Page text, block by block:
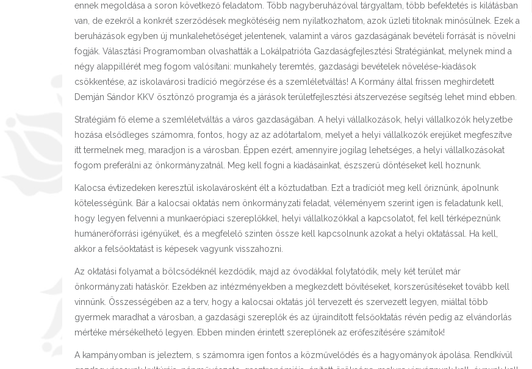
ennek megoldása a soron következő feladatom. Több nagyberuházóval tárgyaltam, több befektetés is kilátásban
van, de ezekről a konkrét szerződések megkötéséig nem nyilatkozhatom, azok üzleti titoknak minősülnek. Ezek a
beruházások egyben új munkalehetőséget jelentenek, valamint a város gazdaságának bevételi forrását is növelni
fogják. Választási Programomban olvashatták a Lokálpatrióta Gazdaságfejlesztési Stratégiánkat, melynek mind a
négy alappillérét meg fogom valósítani: munkahely teremtés, gazdasági bevételek növelése-kiadások
csökkentése, az iskolavárosi tradíció megőrzése és a szemléletváltás! A Kormány által frissen meghirdetett
Demján Sándor KKV ösztönző programja és a járások területfejlesztési átszervezése segítség lehet mind ebben.
Stratégiám fő eleme a szemléletváltás a város gazdaságában. A helyi vállalkozások, helyi vállalkozók helyzetbe
hozása elsődleges számomra, fontos, hogy az az adótartalom, melyet a helyi vállalkozók erejüket megfeszítve
itt termelnek meg, maradjon is a városban. Éppen ezért, amennyire jogilag lehetséges, a helyi vállalkozásokat
fogom preferálni az önkormányzatnál. Meg kell fogni a kiadásainkat, észszerű döntéseket kell hoznunk.
Kalocsa évtizedeken keresztül iskolavárosként élt a köztudatban. Ezt a tradíciót meg kell őriznünk, ápolnunk
kötelességünk. Bár a kalocsai oktatás nem önkormányzati feladat, véleményem szerint igen is feladatunk kell,
hogy legyen felvenni a munkaerőpiaci szereplőkkel, helyi vállalkozókkal a kapcsolatot, fel kell térképeznünk
humánerőforrási igényüket, és a megfelelő szinten össze kell kapcsolnunk azokat a helyi oktatással. Ha kell,
akkor a felsőoktatást is képesek vagyunk visszahozni.
Az oktatási folyamat a bölcsődéknél kezdődik, majd az óvodákkal folytatódik, mely két terület már
önkormányzati hatáskör. Ezekben az intézményekben a megkezdett bővítéseket, korszerűsítéseket tovább kell
vinnünk. Összességében az a terv, hogy a kalocsai oktatás jól tervezett és szervezett legyen, miáltal több
gyermek maradhat a városban, a gazdasági szereplők és az újraindított felsőoktatás révén pedig az elvándorlás
mértéke mérsékelhető legyen. Ebben minden érintett szereplőnek az erőfeszítésére számítok!
A kampányomban is jeleztem, s számomra igen fontos a közművelődés és a hagyományok ápolása. Rendkívül